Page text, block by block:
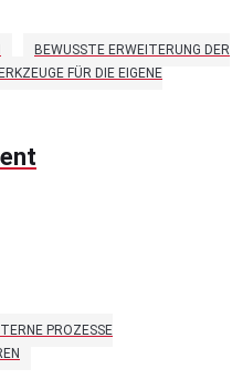
BEWUSSTE ERWEITERUNG DER
FÜR DIE EIGENE
PROZESSE